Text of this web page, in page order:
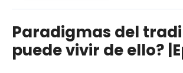
Paradigmas del
puede vivir de ello?